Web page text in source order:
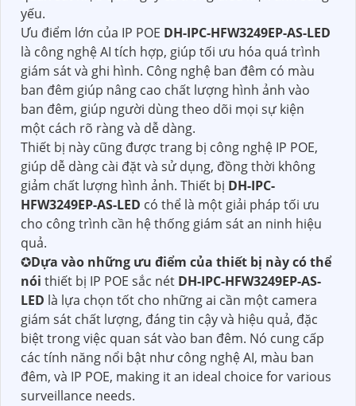
yếu.
Ưu điểm lớn của IP POE DH-IPC-HFW3249EP-AS-LED
là công nghệ AI tích hợp, giúp tối ưu hóa quá trình
giám sát và ghi hình. Công nghệ ban đêm có màu
ban đêm giúp nâng cao chất lượng hình ảnh vào
ban đêm, giúp người dùng theo dõi mọi sự kiện
một cách rõ ràng và dễ dàng.
Thiết bị này cũng được trang bị công nghệ IP POE,
giúp dễ dàng cài đặt và sử dụng, đồng thời không
giảm chất lượng hình ảnh. Thiết bị DH-IPC-
HFW3249EP-AS-LED có thể là một giải pháp tối ưu
cho công trình cần hệ thống giám sát an ninh hiệu
quả.
✪Dựa vào những ưu điểm của thiết bị này có thể
nói thiết bị IP POE sắc nét DH-IPC-HFW3249EP-AS-
LED là lựa chọn tốt cho những ai cần một camera
giám sát chất lượng, đáng tin cậy và hiệu quả, đặc
biệt trong việc quan sát vào ban đêm. Nó cung cấp
các tính năng nổi bật như công nghệ AI, màu ban
đêm, và IP POE, making it an ideal choice for various
surveillance needs.